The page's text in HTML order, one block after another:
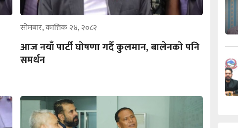
सोमबार, कात्तिक २४, २०८२
आज नयाँ पार्टी घोषणा गर्दै कुलमान, बालेनको पनि
समर्थन